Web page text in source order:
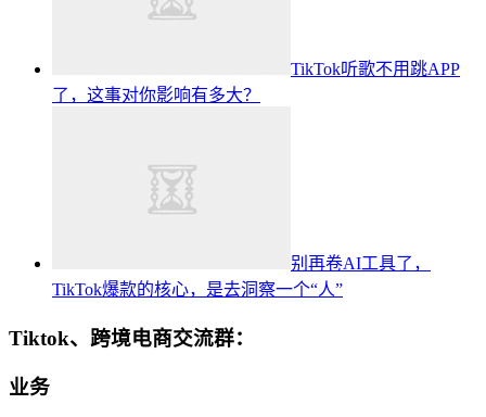
TikTok听歌不用跳APP
了，这事对你影响有多大？
别再卷AI工具了，
TikTok爆款的核心，是去洞察一个“人”
Tiktok、跨境电商交流群：
业务